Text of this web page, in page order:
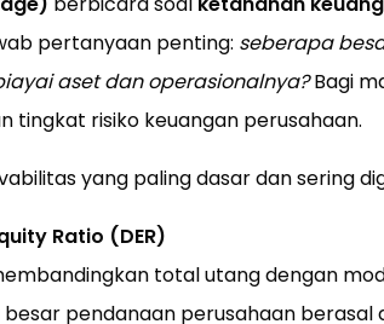
pertanyaan penting: seberapa
aset dan operasionalnya?Bagi
tingkat risiko keuangan perusahaan.
yang paling dasar dan sering
Ratio (DER)
total utang dengan
pendanaan perusahaan berasal